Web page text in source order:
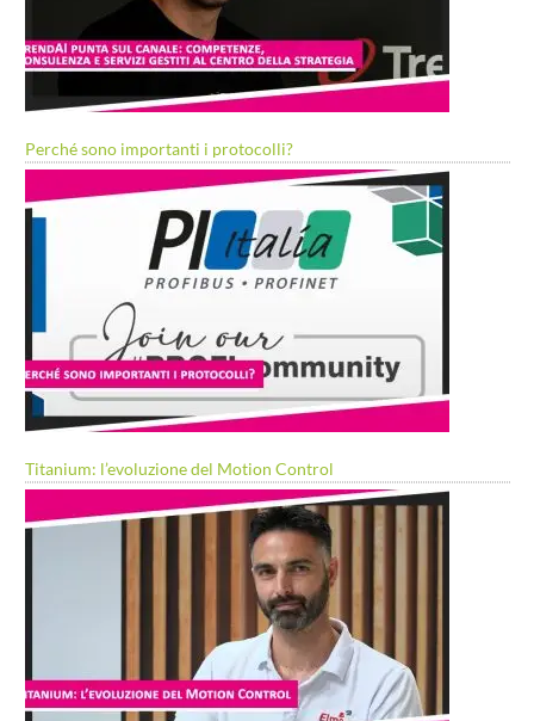
Perché sono importanti i protocolli?
Titanium: l’evoluzione del Motion Control